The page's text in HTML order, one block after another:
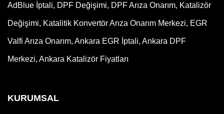
AdBlue İptali, DPF Değişimi, DPF Arıza Onarım, Katalizör
Değişimi, Katalitik Konvertör Arıza Onarım Merkezi, EGR
Valfi Arıza Onarım, Ankara EGR İptali, Ankara DPF
Merkezi, Ankara Katalizör Fiyatları
KURUMSAL